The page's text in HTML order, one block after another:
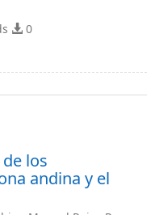
0
los
andina y el